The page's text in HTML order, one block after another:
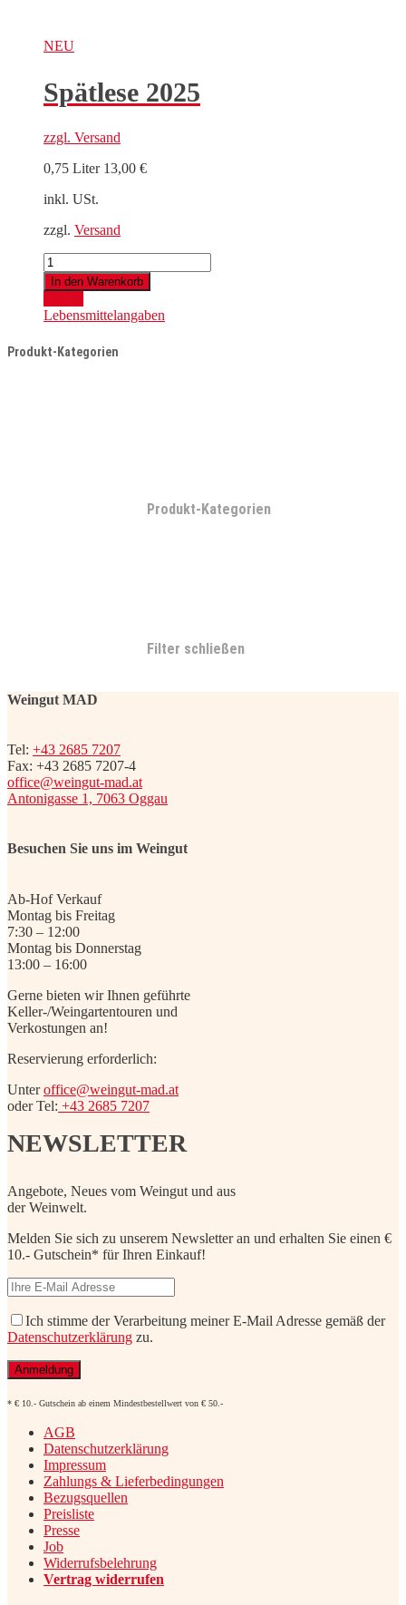
NEU
Spätlese 2025
zzgl. Versand
0,75 Liter 13,00 €
inkl. USt.
zzgl. Versand
Spätlese
2025
Menge
In den Warenkorb
Lebensmittelangaben
Produkt-Kategorien
Produkt-Kategorien
Filter schließen
Weingut MAD
Tel: +43 2685 7207
Fax: +43 2685 7207-4
office@weingut-mad.at
Antonigasse 1, 7063 Oggau
Besuchen Sie uns im Weingut
Ab-Hof Verkauf
Montag bis Freitag
7:30 – 12:00
Montag bis Donnerstag
13:00 – 16:00
Gerne bieten wir Ihnen geführte
Keller-/Weingartentouren und
Verkostungen an!
Reservierung erforderlich:
Unteroffice@weingut-mad.at
oder Tel: +43 2685 7207
NEWSLETTER
Angebote, Neues vom Weingut und aus
der Weinwelt.
Melden Sie sich zu unserem Newsletter an und erhalten Sie einen €
10.- Gutschein* für Ihren Einkauf!
Ich stimme der Verarbeitung meiner E-Mail Adresse gemäß der
Datenschutzerklärung zu.
* € 10.- Gutschein ab einem Mindestbestellwert von € 50.-
AGB
Datenschutzerklärung
Impressum
Zahlungs & Lieferbedingungen
Bezugsquellen
Preisliste
Presse
Job
Widerrufsbelehrung
Vertrag widerrufen